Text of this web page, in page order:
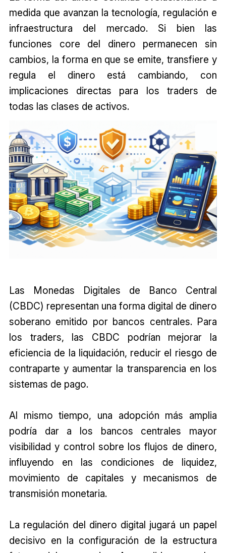
medida que avanzan la tecnología, regulación e
infraestructura del mercado. Si bien las
funciones core del dinero permanecen sin
cambios, la forma en que se emite, transfiere y
regula el dinero está cambiando, con
implicaciones directas para los traders de
todas las clases de activos.
Las Monedas Digitales de Banco Central
(CBDC) representan una forma digital de dinero
soberano emitido por bancos centrales. Para
los traders, las CBDC podrían mejorar la
eficiencia de la liquidación, reducir el riesgo de
contraparte y aumentar la transparencia en los
sistemas de pago.
Al mismo tiempo, una adopción más amplia
podría dar a los bancos centrales mayor
visibilidad y control sobre los flujos de dinero,
influyendo en las condiciones de liquidez,
movimiento de capitales y mecanismos de
transmisión monetaria.
La regulación del dinero digital jugará un papel
decisivo en la configuración de la estructura